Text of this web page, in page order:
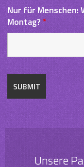
Nur für Menschen:
Montag? *
Unsere